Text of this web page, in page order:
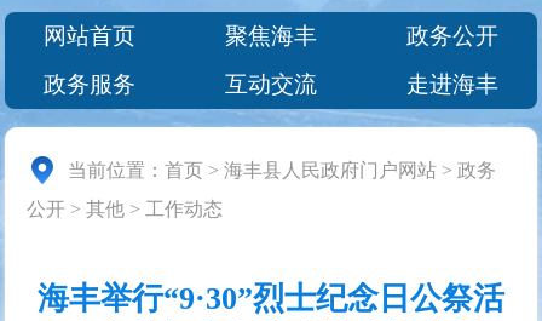
网站首页 聚焦海丰
政务公开
政务服务
互动交流 走进海丰
当前位置：首页 >海丰县人民政府门户网站 >政务
公开 >其他 > 工作动态
海丰举行“9·30”烈士纪念日公祭活